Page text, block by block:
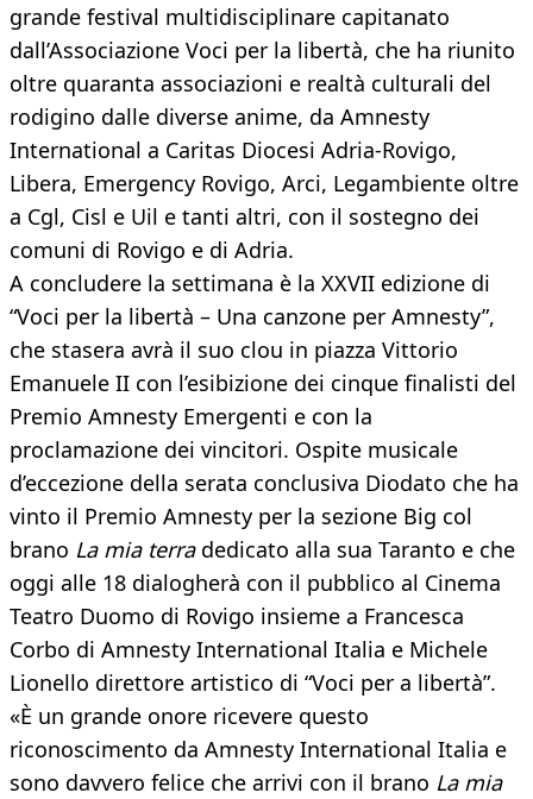
grande festival multidisciplinare capitanato
dall’Associazione Voci per la libertà, che ha riunito
oltre quaranta associazioni e realtà culturali del
rodigino dalle diverse anime, da Amnesty
International a Caritas Diocesi Adria-Rovigo,
Libera, Emergency Rovigo, Arci, Legambiente oltre
a Cgl, Cisl e Uil e tanti altri, con il sostegno dei
comuni di Rovigo e di Adria.
A concludere la settimana è la XXVII edizione di
“Voci per la libertà – Una canzone per Amnesty”,
che stasera avrà il suo clou in piazza Vittorio
Emanuele II con l’esibizione dei cinque finalisti del
Premio Amnesty Emergenti e con la
proclamazione dei vincitori. Ospite musicale
d’eccezione della serata conclusiva Diodato che ha
vinto il Premio Amnesty per la sezione Big col
brano La mia terradedicato alla sua Taranto e che
oggi alle 18 dialogherà con il pubblico al Cinema
Teatro Duomo di Rovigo insieme a Francesca
Corbo di Amnesty International Italia e Michele
Lionello direttore artistico di “Voci per a libertà”.
«È un grande onore ricevere questo
riconoscimento da Amnesty International Italia e
sono davvero felice che arrivi con il brano La mia